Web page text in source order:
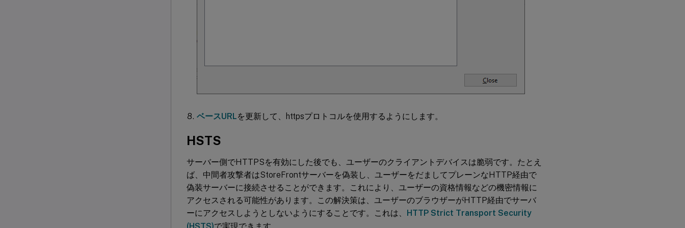
ベースURLを更新して、httpsプロトコルを使用するようにします。
HSTS
サーバー側でHTTPSを有効にした後でも、ユーザーのクライアントデバイスは脆弱です。たとえ
ば、中間者攻撃者はStoreFrontサーバーを偽装し、ユーザーをだましてプレーンなHTTP経由で
偽装サーバーに接続させることができます。これにより、ユーザーの資格情報などの機密情報に
アクセスされる可能性があります。この解決策は、ユーザーのブラウザーがHTTP経由でサーバ
ーにアクセスしようとしないようにすることです。これは、
HTTP Strict Transport Security